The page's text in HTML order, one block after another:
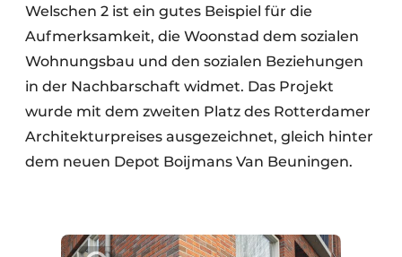
Welschen 2 ist ein gutes Beispiel für die
Aufmerksamkeit, die Woonstad dem sozialen
Wohnungsbau und den sozialen Beziehungen
in der Nachbarschaft widmet. Das Projekt
wurde mit dem zweiten Platz des Rotterdamer
Architekturpreises ausgezeichnet, gleich hinter
dem neuen Depot Boijmans Van Beuningen.